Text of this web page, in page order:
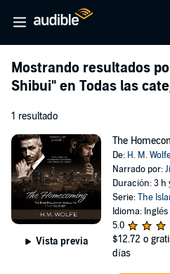
Mostrando resultados
Shibui" en Todas las
1 resultado
Vista previa
The
De: H. M.
Narrado por:
Duración: 3 h
Serie:The
Idioma: Inglés
5.0
$12.72 o
días